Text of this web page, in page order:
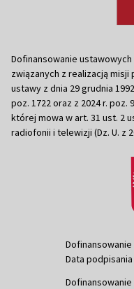
Dofinansowanie
związanych z realizacją
ustawy z dnia 29 grudnia
poz. 1722 oraz z 2024 r.
której mowa w art. 31 ust. 2
radiofonii i telewizji (Dz. U. z
Dofinansowanie
Data podpisania
Dofinansowanie